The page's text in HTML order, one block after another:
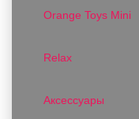
Orange Toys Mini
Relax
Аксессуары